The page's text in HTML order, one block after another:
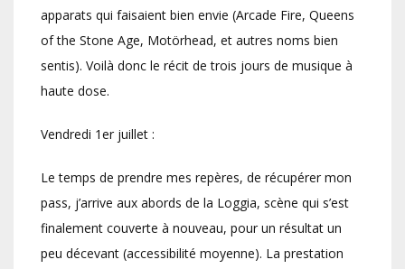
apparats qui faisaient bien envie (Arcade Fire, Queens
of the Stone Age, Motörhead, et autres noms bien
sentis). Voilà donc le récit de trois jours de musique à
haute dose.
Vendredi 1er juillet :
Le temps de prendre mes repères, de récupérer mon
pass, j’arrive aux abords de la Loggia, scène qui s’est
finalement couverte à nouveau, pour un résultat un
peu décevant (accessibilité moyenne). La prestation